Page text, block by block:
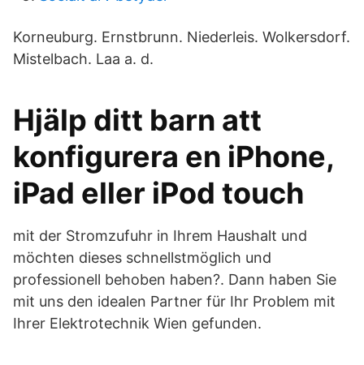
Korneuburg. Ernstbrunn. Niederleis. Wolkersdorf.
Mistelbach. Laa a. d.
Hjälp ditt barn att
konfigurera en iPhone,
iPad eller iPod touch
mit der Stromzufuhr in Ihrem Haushalt und
möchten dieses schnellstmöglich und
professionell behoben haben?. Dann haben Sie
mit uns den idealen Partner für Ihr Problem mit
Ihrer Elektrotechnik Wien gefunden.